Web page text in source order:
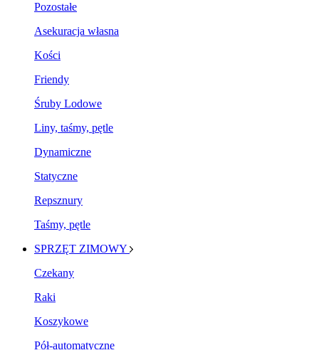
Pozostałe
Asekuracja własna
Kości
Friendy
Śruby Lodowe
Liny, taśmy, pętle
Dynamiczne
Statyczne
Repsznury
Taśmy, pętle
SPRZĘT ZIMOWY
Czekany
Raki
Koszykowe
Pół-automatyczne